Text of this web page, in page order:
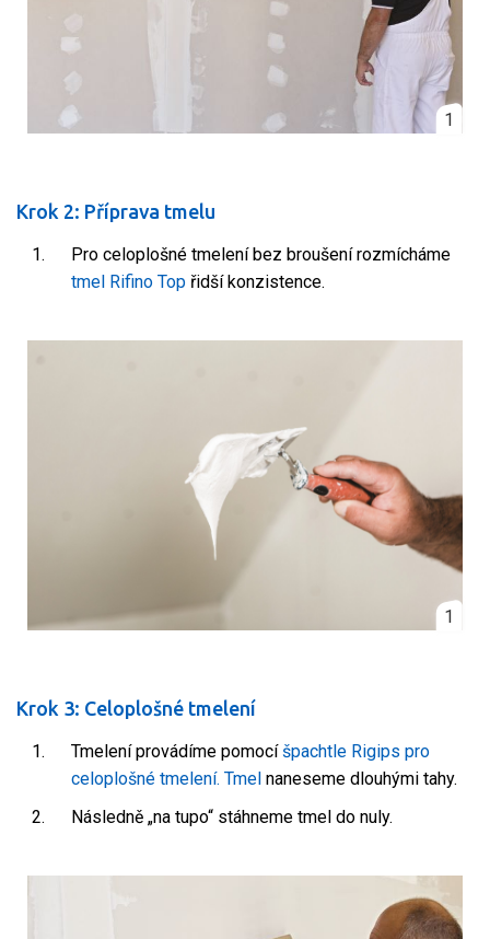
1
Krok 2: Příprava tmelu
Pro celoplošné tmelení bez broušení rozmícháme
tmel Rifino Top řidší konzistence.
1
Krok 3: Celoplošné tmelení
Tmelení provádíme pomocíšpachtle Rigips pro
celoplošné tmelení. Tmel naneseme dlouhými tahy.
Následně „na tupo“ stáhneme tmel do nuly.